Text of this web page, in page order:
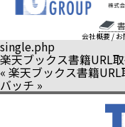
会社概要 /
single.php
楽天ブックス書籍URL
« 楽天ブックス書籍
バッチ »